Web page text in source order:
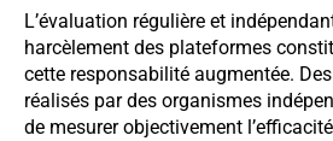
L’évaluation régulière et
harcèlement des plateformes
cette responsabilité augmentée. Des
réalisés par des organismes
de mesurer objectivement